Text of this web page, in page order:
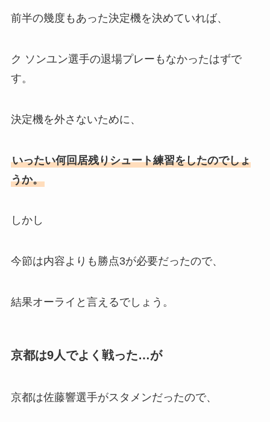
前半の幾度もあった決定機を決めていれば、
ク ソンユン選手の退場プレーもなかったはずで
す。
決定機を外さないために、
いったい何回居残りシュート練習をしたのでしょ
うか。
しかし
今節は内容よりも勝点3が必要だったので、
結果オーライと言えるでしょう。
京都は9人でよく戦った…が
京都は佐藤響選手がスタメンだったので、